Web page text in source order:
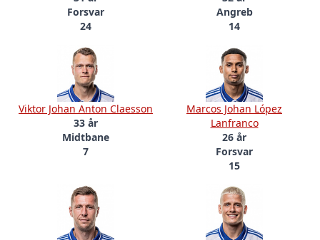
Forsvar
24
Angreb
14
Viktor Johan Anton Claesson
33 år
Midtbane
7
Marcos Johan López
Lanfranco
26 år
Forsvar
15